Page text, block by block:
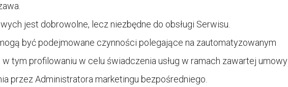
jest dobrowolne, lecz niezbędne do obsługi Serwisu.
być podejmowane czynności polegające na zautomatyzowanym
tym profilowaniu w celu świadczenia usług w ramach zawartej umowy
przez Administratora marketingu bezpośredniego.